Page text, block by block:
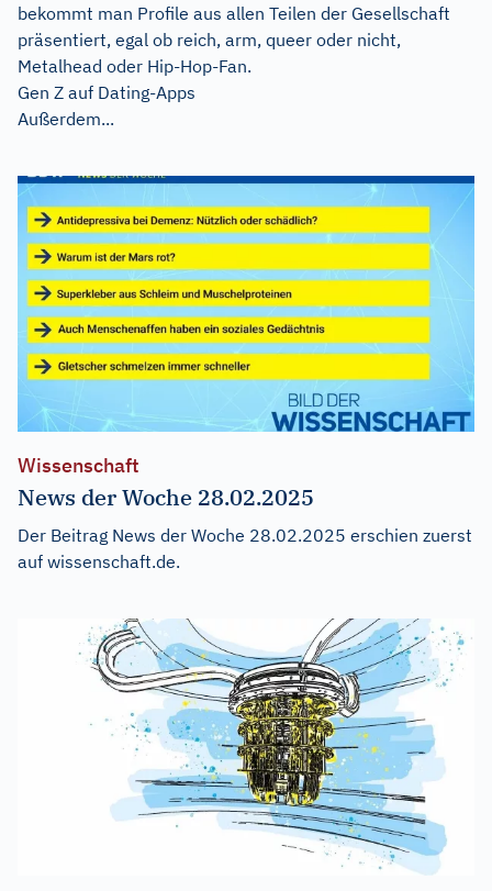
bekommt man Profile aus allen Teilen der Gesellschaft
präsentiert, egal ob reich, arm, queer oder nicht,
Metalhead oder Hip-Hop-Fan.
Gen Z auf Dating-Apps
Außerdem...
Wissenschaft
News der Woche 28.02.2025
Der Beitrag News der Woche 28.02.2025 erschien zuerst
auf wissenschaft.de.